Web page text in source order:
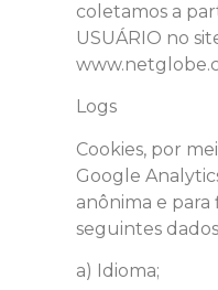
coletamos a
USUÁRIO no
Logs
Cookies, por
Google
anônima e para
seguintes
a) Idioma;